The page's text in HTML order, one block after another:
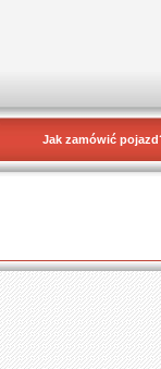
Jak zamówić